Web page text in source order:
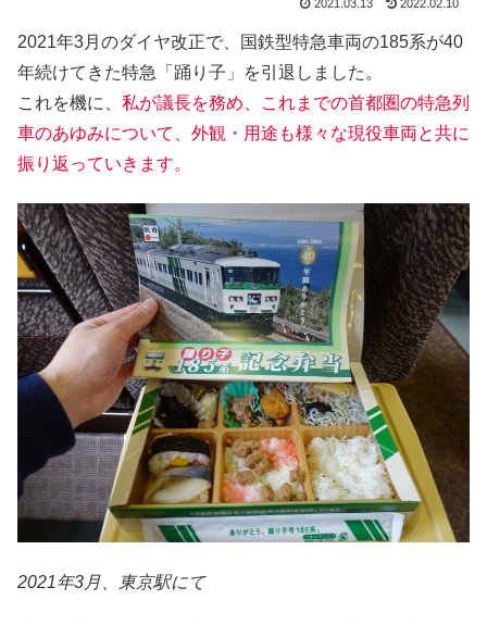
2021.03.13 2022.02.10
2021年3月のダイヤ改正で、国鉄型特急車両の185系が40
年続けてきた特急「踊り子」を引退しました。
これを機に、 私が議長を務め、これまでの首都圏の特急列
車のあゆみについて、外観・用途も様々な現役車両と共に
振り返っていきます。
2021年3月、東京駅にて